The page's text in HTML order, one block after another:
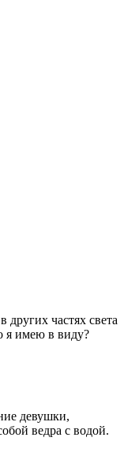
частях света
я имею в виду?
девушки,
ведра с водой.